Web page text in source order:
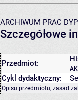
ARCHIWUM PRAC
Szczegółowe
Przedmiot:
Cykl dydaktyczny:
Opisu przedmiotu, zasad